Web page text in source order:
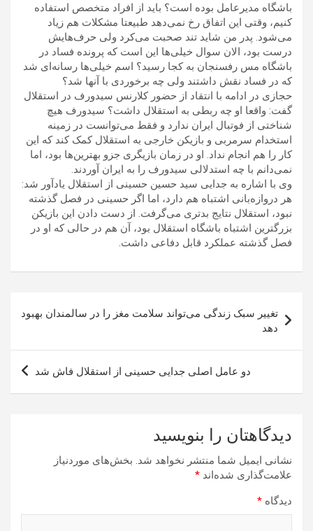
باشگاه مدیرعامل بوده است؟ باید از افراد متخصص استفاده
کنیم، وقتی این اتفاق رخ نمی‌دهد طبیعتا مشکلات هم زیاد
می‌شود. پدر من شاید تند صحبت می‌کرد ولی حرف‌هایش
درست بود، الان سوال خیلی‌ها این است که پرونده فساد در
باشگاه مس رفسنجان به کجا رسید؟ اسم خیلی‌ها رسانه‌ای شد
که در فساد نقش داشتند ولی چه برخوردی با آنها شد؟
حجازی در ادامه با انتقاد از حضور کلارنس سیدورف در استقلال
گفت: واقعا او چه ربطی به استقلال داشت؟ سیدورف هیچ
شناختی از فوتبال ایران ندارد و فقط می‌توانست در زمینه
استخدام سرمربی و بازیکن خارجی به استقلال کمک کند که این
کار را هم انجام نداد. او در زمان بازیگری جزو بهترین‌ها بود، اما
نمی‌دانم با چه استدلالی سیدورف را به ایران آوردند.
وی با اشاره به جدایی سید حسین حسینی از استقلال یادآور شد:
هر دروازه‌بانی اشتباه هم دارد، اما اگر حسینی در فصل گذشته
نبود، استقلال نتایج بدتری می‌گرفت. از دست دادن این بازیکن
بزرگترین اشتباه باشگاه استقلال بود، آن هم در حالی که او در
فصل گذشته عملکرد قابل دفاعی داشت.
نوشته
تغییر سبک زندگی می‌تواند سلامت مغز را در سالمندان بهبود
دهد
دو عامل اصلی جدایی حسینی از استقلال فاش شد
دیدگاهتان را بنویسید
نشانی ایمیل شما منتشر نخواهد شد. بخش‌های موردنیاز
علامت‌گذاری شده‌اند *
دیدگاه *